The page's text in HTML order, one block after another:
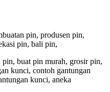
pin, produsen pin,
pin, bali pin,
buat pin murah, grosir pin,
kunci, contoh gantungan
kunci, aneka